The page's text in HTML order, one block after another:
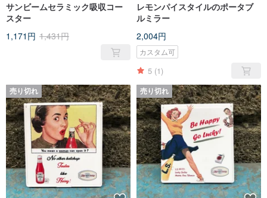
サンビームセラミック吸収コー
スター
1,171円 1,431円
レモンパイスタイルのポータブ
ルミラー
2,004円
カスタム可
5 (1)
売り切れ 売り切れ